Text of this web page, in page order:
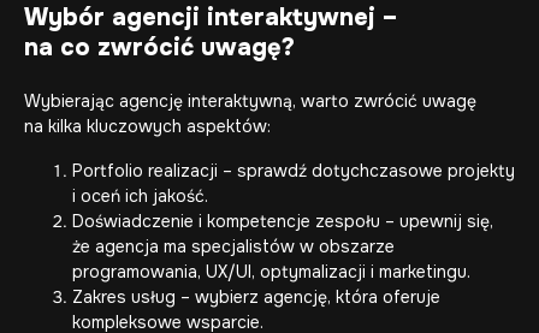
Wybór agencji interaktywnej –
na co zwrócić uwagę?
Wybierając agencję interaktywną, warto zwrócić uwagę
na kilka kluczowych aspektów:
Portfolio realizacji – sprawdź dotychczasowe projekty
i oceń ich jakość.
Doświadczenie i kompetencje zespołu – upewnij się,
że agencja ma specjalistów w obszarze
programowania, UX/UI, optymalizacji i marketingu.
Zakres usług – wybierz agencję, która oferuje
kompleksowe wsparcie.